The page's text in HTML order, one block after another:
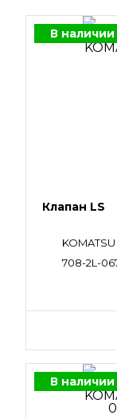
В наличии
Клапан LS
708-2L-
В наличии